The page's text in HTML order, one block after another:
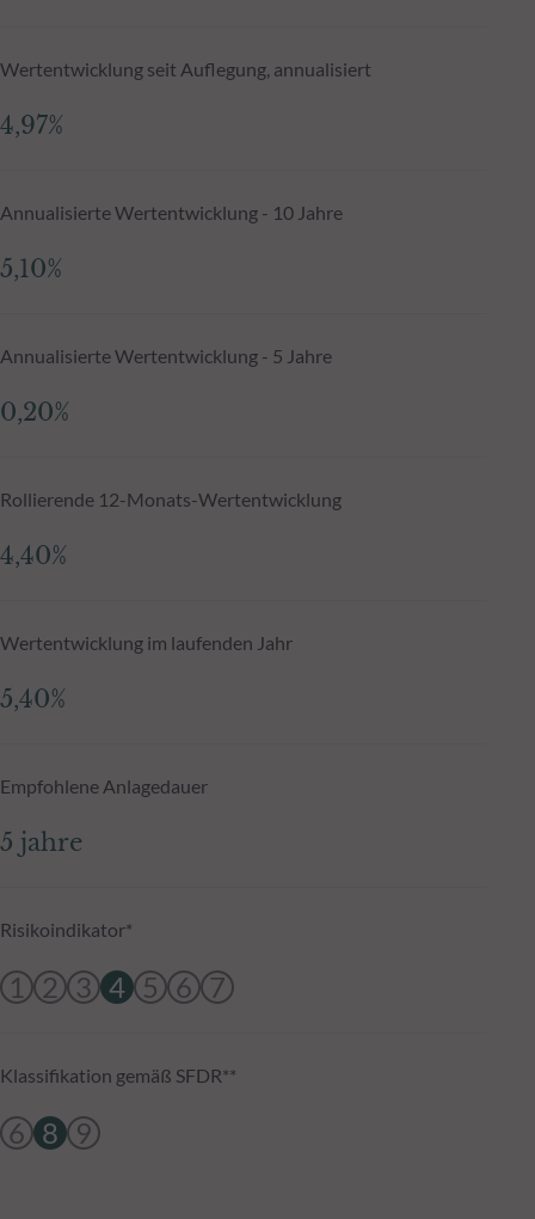
Wertentwicklung seit Auflegung, annualisiert
4,97%
Annualisierte Wertentwicklung - 10 Jahre
5,10%
Annualisierte Wertentwicklung - 5 Jahre
0,20%
Rollierende 12-Monats-Wertentwicklung
4,40%
Wertentwicklung im laufenden Jahr
5,40%
Empfohlene Anlagedauer
5 jahre
Risikoindikator*
1 2 3 4 5 6 7
Klassifikation gemäß SFDR**
6 8 9